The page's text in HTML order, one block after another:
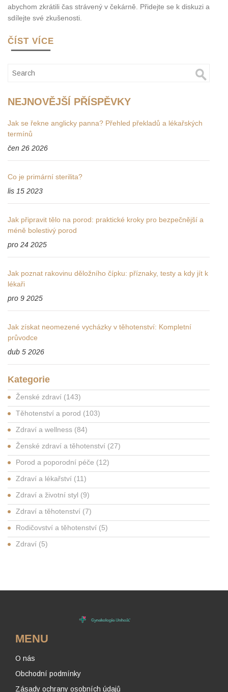
abychom zkrátili čas strávený v čekárně. Přidejte se k diskuzi a
sdílejte své zkušenosti.
ČÍST VÍCE
NEJNOVĚJŠÍ PŘÍSPĚVKY
Jak se řekne anglicky panna? Přehled překladů a lékařských
termínů
čen 26 2026
Co je primární sterilita?
lis 15 2023
Jak připravit tělo na porod: praktické kroky pro bezpečnější a
méně bolestivý porod
pro 24 2025
Jak poznat rakovinu děložního čípku: příznaky, testy a kdy jít k
lékaři
pro 9 2025
Jak získat neomezené vycházky v těhotenství: Kompletní
průvodce
dub 5 2026
Kategorie
Ženské zdraví (143)
Těhotenství a porod (103)
Zdraví a wellness (84)
Ženské zdraví a těhotenství (27)
Porod a poporodní péče (12)
Zdraví a lékařství (11)
Zdraví a životní styl (9)
Zdraví a těhotenství (7)
Rodičovství a těhotenství (5)
Zdraví (5)
MENU
O nás
Obchodní podmínky
Zásady ochrany osobních údajů